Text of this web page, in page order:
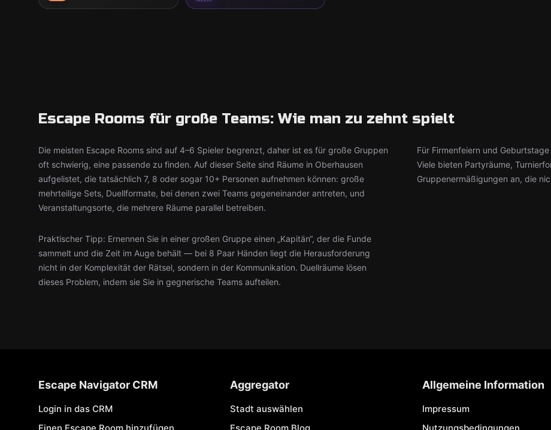
Escape Rooms für große Teams: Wie man zu zehnt spielt
Die meisten Escape Rooms sind auf 4–6 Spieler begrenzt, daher ist es für große Gruppen
oft schwierig, eine passende zu finden. Auf dieser Seite sind Räume in Oberhausen
aufgelistet, die tatsächlich 7, 8 oder sogar 10+ Personen aufnehmen können: große
mehrteilige Sets, Duellformate, bei denen zwei Teams gegeneinander antreten, und
Veranstaltungsorte, die mehrere Räume parallel betreiben.
Für Firmenfeiern und
Viele bieten Partyräume,
Gruppenermäßigungen an, die
Praktischer Tipp: Ernennen Sie in einer großen Gruppe einen „Kapitän“, der die Funde
sammelt und die Zeit im Auge behält — bei 8 Paar Händen liegt die Herausforderung
nicht in der Komplexität der Rätsel, sondern in der Kommunikation. Duellräume lösen
dieses Problem, indem sie Sie in gegnerische Teams aufteilen.
Escape Navigator CRM
Login in das CRM
Aggregator
Stadt auswählen
Allgemeine Information
Impressum